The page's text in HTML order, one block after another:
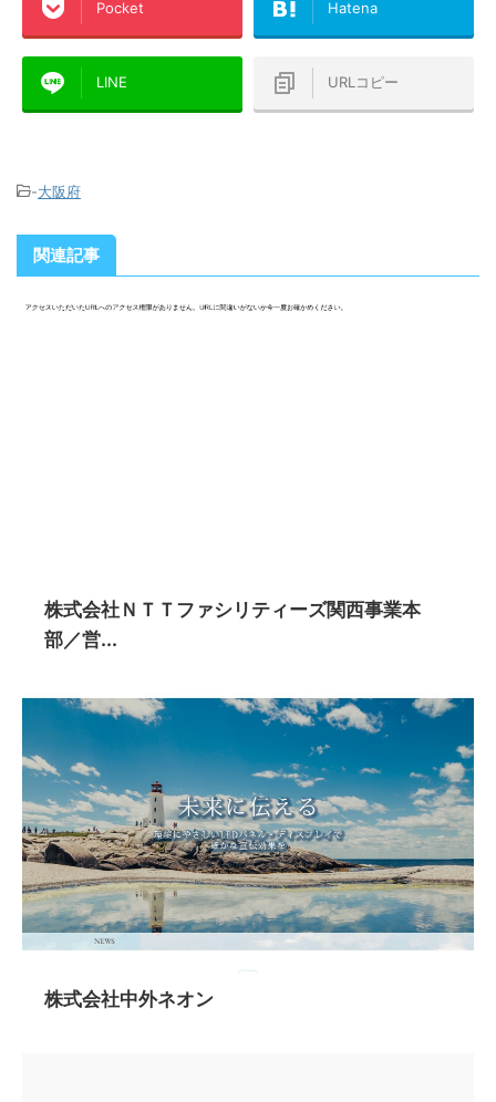
Pocket Hatena
LINE URLコピー
-大阪府
関連記事
株式会社ＮＴＴファシリティーズ関西事業本
部／営...
株式会社中外ネオン